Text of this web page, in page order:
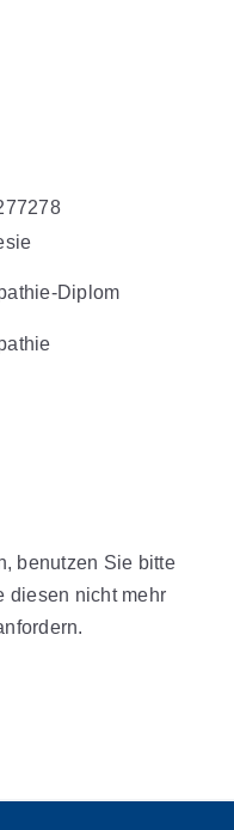
Diplom
benutzen Sie bitte
diesen nicht mehr